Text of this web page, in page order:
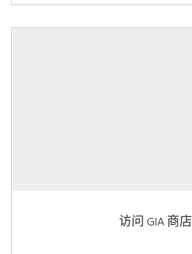
访问 GIA 商店